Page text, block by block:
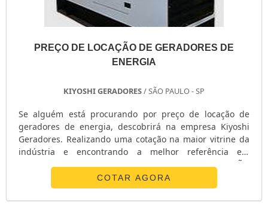
PREÇO DE LOCAÇÃO DE GERADORES DE
ENERGIA
KIYOSHI GERADORES/ SÃO PAULO - SP
Se alguém está procurando por preço de locação de
geradores de energia, descobrirá na empresa Kiyoshi
Geradores. Realizando uma cotação na maior vitrine da
indústria e encontrando a melhor referência em
qualidade do mercado.o MELHOR PREÇO DE LOCAÇÃO
DE GERADORES DE ENERGIASe alguém quer achar preço
de locação de geradores de energia altamente
qualificada, descobre o site da Kiyoshi Geradores. A
COTAR AGORA